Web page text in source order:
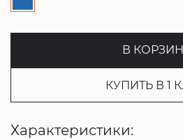
В
КУПИТЬ В 1
Характеристики: